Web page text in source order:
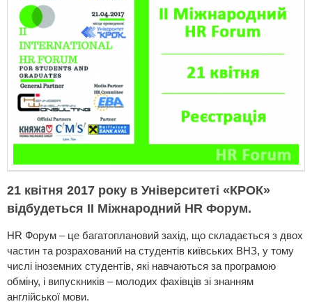
21 квітня 2017 року в Університеті «КРОК»
відбудеться ІІ Міжнародний HR Форум.
HR Форум – це багатоплановий захід, що складається з двох
частин та розрахований на студентів київських ВНЗ, у тому
числі іноземних студентів, які навчаються за програмою
обміну, і випускників – молодих фахівців зі знанням
англійської мови.